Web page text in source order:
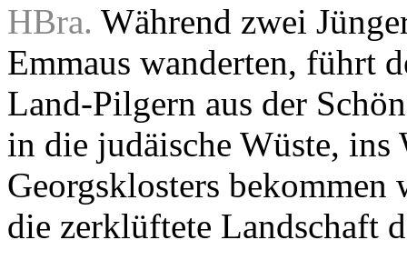
HBra. Während zwei
Emmaus wanderten, führt
Land-Pilgern aus der
in die judäische Wüste, ins
Georgsklosters
die zerklüftete Landschaft